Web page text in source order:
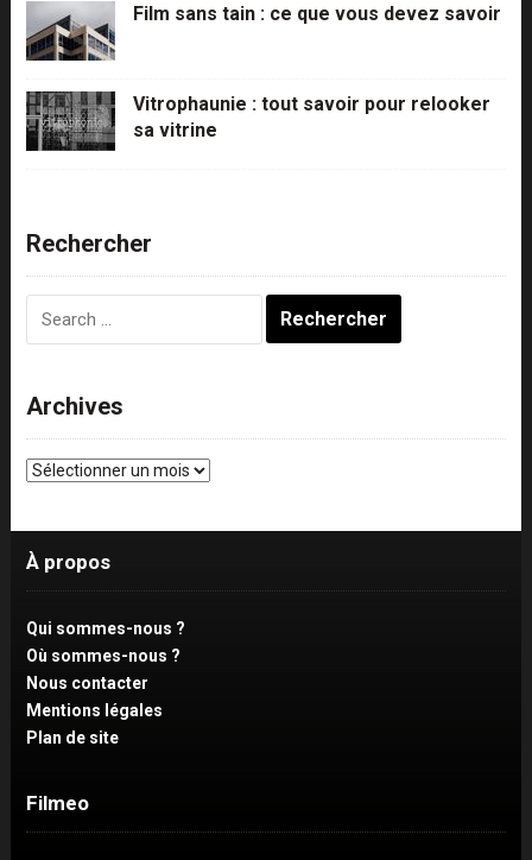
Film sans tain : ce que vous devez savoir
Vitrophaunie : tout savoir pour relooker
sa vitrine
Rechercher
Archives
Archives
À propos
Qui sommes-nous ?
Où sommes-nous ?
Nous contacter
Mentions légales
Plan de site
Filmeo